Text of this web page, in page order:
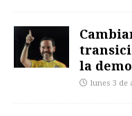
la
lunes 3 de